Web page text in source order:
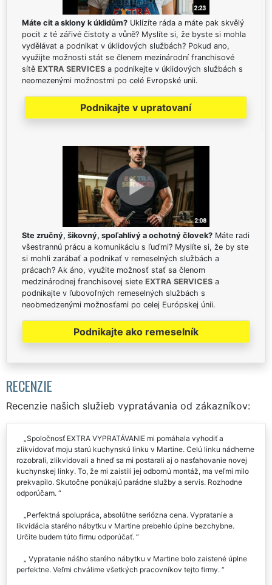
Máte cit a sklony k úklidům? Uklízíte ráda a máte pak skvělý
pocit z té zářivé čistoty a vůně? Myslíte si, že byste si mohla
vydělávat a podnikat v úklidových službách? Pokud ano,
využijte možnosti stát se členem mezinárodní franchisové
sítě EXTRA SERVICES a podnikejte v úklidových službách s
neomezenými možnostmi po celé Evropské unii.
Podnikajte v upratovaní
Ste zručný, šikovný, spoľahlivý a ochotný človek? Máte radi
všestrannú prácu a komunikáciu s ľuďmi? Myslíte si, že by ste
si mohli zarábať a podnikať v remeselných službách a
prácach? Ak áno, využite možnosť stať sa členom
medzinárodnej franchisovej siete EXTRA SERVICES a
podnikajte v ľubovoľných remeselných službách s
neobmedzenými možnosťami po celej Európskej únii.
Podnikajte ako remeselník
RECENZIE
Recenzie našich služieb vypratávania od zákazníkov:
Spoločnosť EXTRA VYPRATÁVANIE mi pomáhala vyhodiť a
zlikvidovať moju starú kuchynskú linku v Martine. Celú linku nádherne
rozobrali, zlikvidovali a hneď sa mi postarali aj o nasťahovanie novej
kuchynskej linky. To, že mi zaistili jej odbornú montáž, ma veľmi milo
prekvapilo. Skutočne ponúkajú parádne služby a servis. Rozhodne
odporúčam.
Perfektná spolupráca, absolútne seriózna cena. Vypratanie a
likvidácia starého nábytku v Martine prebehlo úplne bezchybne.
Určite budem túto firmu odporúčať.
Vypratanie nášho starého nábytku v Martine bolo zaistené úplne
perfektne. Veľmi chválime všetkých pracovníkov tejto firmy.